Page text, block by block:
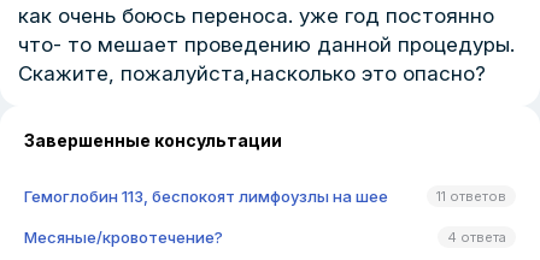
как очень боюсь переноса. уже год постоянно
что- то мешает проведению данной процедуры.
Скажите, пожалуйста,насколько это опасно?
Завершенные консультации
Гемоглобин 113, беспокоят лимфоузлы на шее 11 ответов
Месяные/кровотечение? 4 ответа